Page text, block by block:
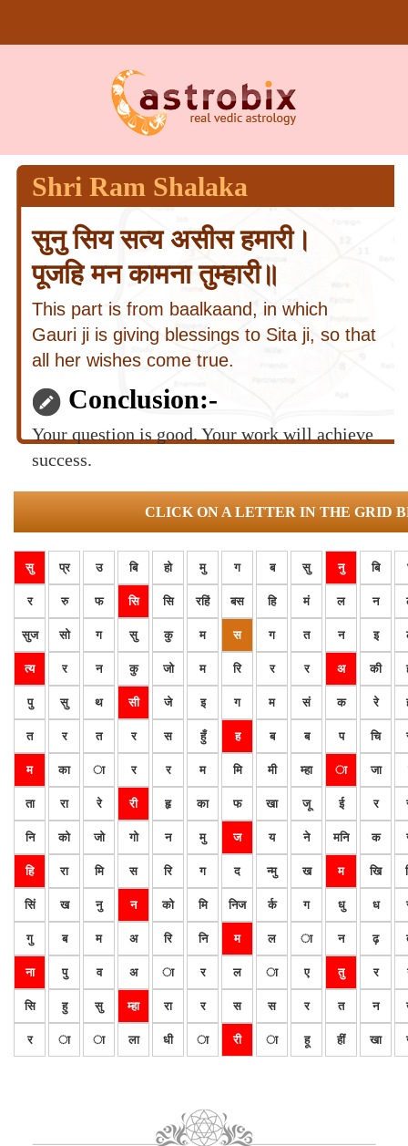
Shri Ram Shalaka
सुनु सिय सत्य असीस हमारी।
पूजहि मन कामना तुम्हारी॥
This part is from baalkaand, in which
Gauri ji is giving blessings to Sita ji, so that
all her wishes come true.
Conclusion:-
Your question is good. Your work will achieve
success.
CLICK ON A LETTER IN THE GRID
सु प्र उ बि हो मु ग ब सु नु बि
र रु फ सि सि रहिं बस हि मं ल न
सुज सो ग सु कु म स ग त न इ
त्य र न कु जो म रि र र अ की
पु सु थ सी जे इ ग म सं क रे
त र त र स हुँ ह ब ब प चि
म का ा र र म मि मी म्हा ा जा
ता रा रे री हृ का फ खा जू ई र
नि को जो गो न मु ज य ने मनि क
हि रा मि स रि ग द न्मु ख म खि
सिं ख नु न को मि निज र्क ग धु ध
गु ब म अ रि नि म ल ा न ढ़
ना पु व अ ा र ल ा ए तु र
सि हु सु म्हा रा र स स र त न
र ा ा ला धी ा री ा हू हीं खा